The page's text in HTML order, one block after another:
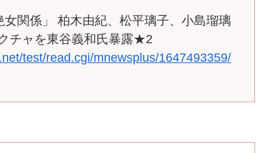
女関係」 柏木由紀、松平璃子、小島瑠璃
チャを東谷義和氏暴露★2
test/read.cgi/mnewsplus/1647493359/